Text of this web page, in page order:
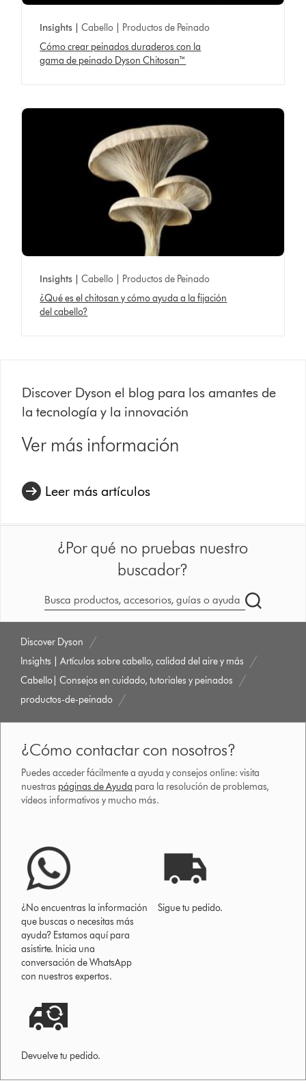
Insights |Cabello | Productos de Peinado
Cómo crear peinados duraderos con la
gama de peinado Dyson Chitosan™
Insights |Cabello | Productos de Peinado
¿Qué es el chitosan y cómo ayuda a la fijación
del cabello?
Discover Dyson el blog para los amantes de
la tecnología y la innovación
Ver más información
Leer más artículos
¿Por qué no pruebas nuestro
buscador?
Buscar
en
Discover Dyson
Insights | Artículos sobre cabello, calidad del aire y más
Cabello| Consejos en cuidado, tutoriales y peinados
productos-de-peinado
¿Cómo contactar con nosotros?
Puedes acceder fácilmente a ayuda y consejos online: visita
nuestras páginas de Ayuda para la resolución de problemas,
vídeos informativos y mucho más.
¿No encuentras la información
que buscas o necesitas más
ayuda? Estamos aquí para
asistirte. Inicia una
conversación de WhatsApp
con nuestros expertos.
Sigue tu pedido.
Devuelve tu pedido.